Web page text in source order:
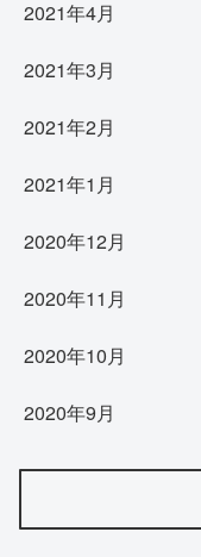
2021年4月
2021年3月
2021年2月
2021年1月
2020年12月
2020年11月
2020年10月
2020年9月